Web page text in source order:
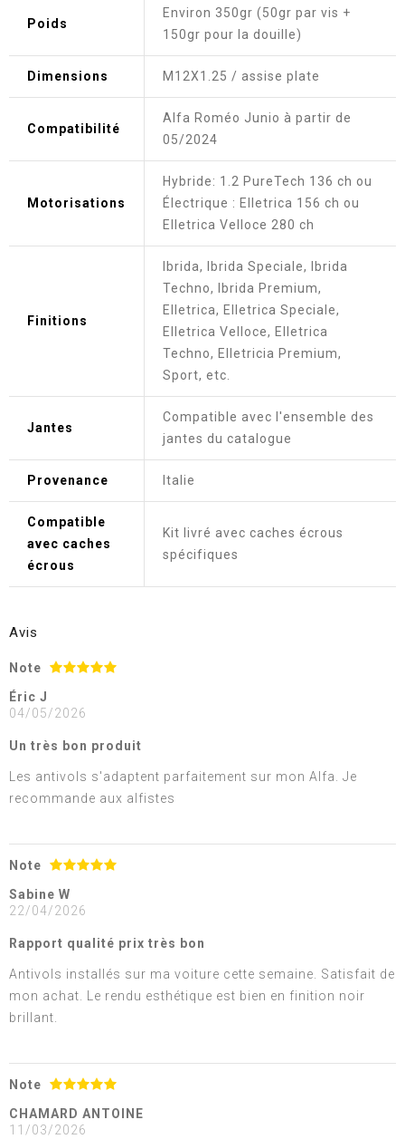
Poids
Environ 350gr (50gr par vis +
150gr pour la douille)
Dimensions M12X1.25 / assise plate
Compatibilité
Alfa Roméo Junio à partir de
05/2024
Motorisations
Hybride: 1.2 PureTech 136 ch ou
Électrique : Elletrica 156 ch ou
Elletrica Velloce 280 ch
Finitions
Ibrida, Ibrida Speciale, Ibrida
Techno, Ibrida Premium,
Elletrica, Elletrica Speciale,
Elletrica Velloce, Elletrica
Techno, Elletricia Premium,
Sport, etc.
Jantes
Compatible avec l'ensemble des
jantes du catalogue
Provenance Italie
Compatible
avec caches
écrous
Kit livré avec caches écrous
spécifiques
Avis
Note
Éric J
04/05/2026
Un très bon produit
Les antivols s'adaptent parfaitement sur mon Alfa. Je
recommande aux alfistes
Note
Sabine W
22/04/2026
Rapport qualité prix très bon
Antivols installés sur ma voiture cette semaine. Satisfait de
mon achat. Le rendu esthétique est bien en finition noir
brillant.
Note
CHAMARD ANTOINE
11/03/2026